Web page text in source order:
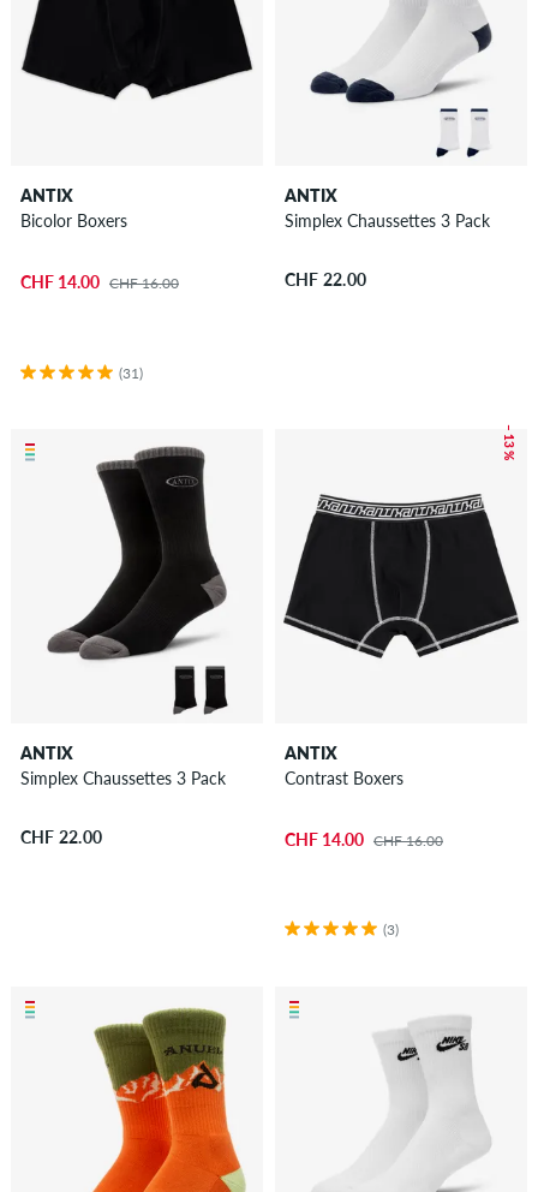
ANTIX
Bicolor Boxers
CHF 14.00 CHF 16.00
(31)
ANTIX
Simplex Chaussettes 3 Pack
CHF 22.00
ANTIX
Simplex Chaussettes 3 Pack
CHF 22.00
– 13 %
ANTIX
Contrast Boxers
CHF 14.00 CHF 16.00
(3)